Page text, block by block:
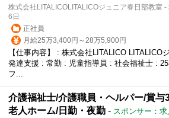
株式会社LITALICOLITALICOジュニア春日部教室 -
6日
正社員
月給25万3,400円～28万5,900円
【仕事内容】 : 株式会社LITALICO LITALICO
発達支援 : 常勤 : 児童指導員 : 社会福祉士 :
フ...
介護福祉士/介護職員・ヘルパー/賞与
老人ホーム/日勤・夜勤 - スポンサー：